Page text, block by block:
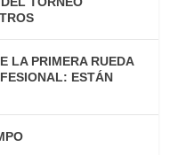
LA PRIMERA RUEDA
ESTÁN